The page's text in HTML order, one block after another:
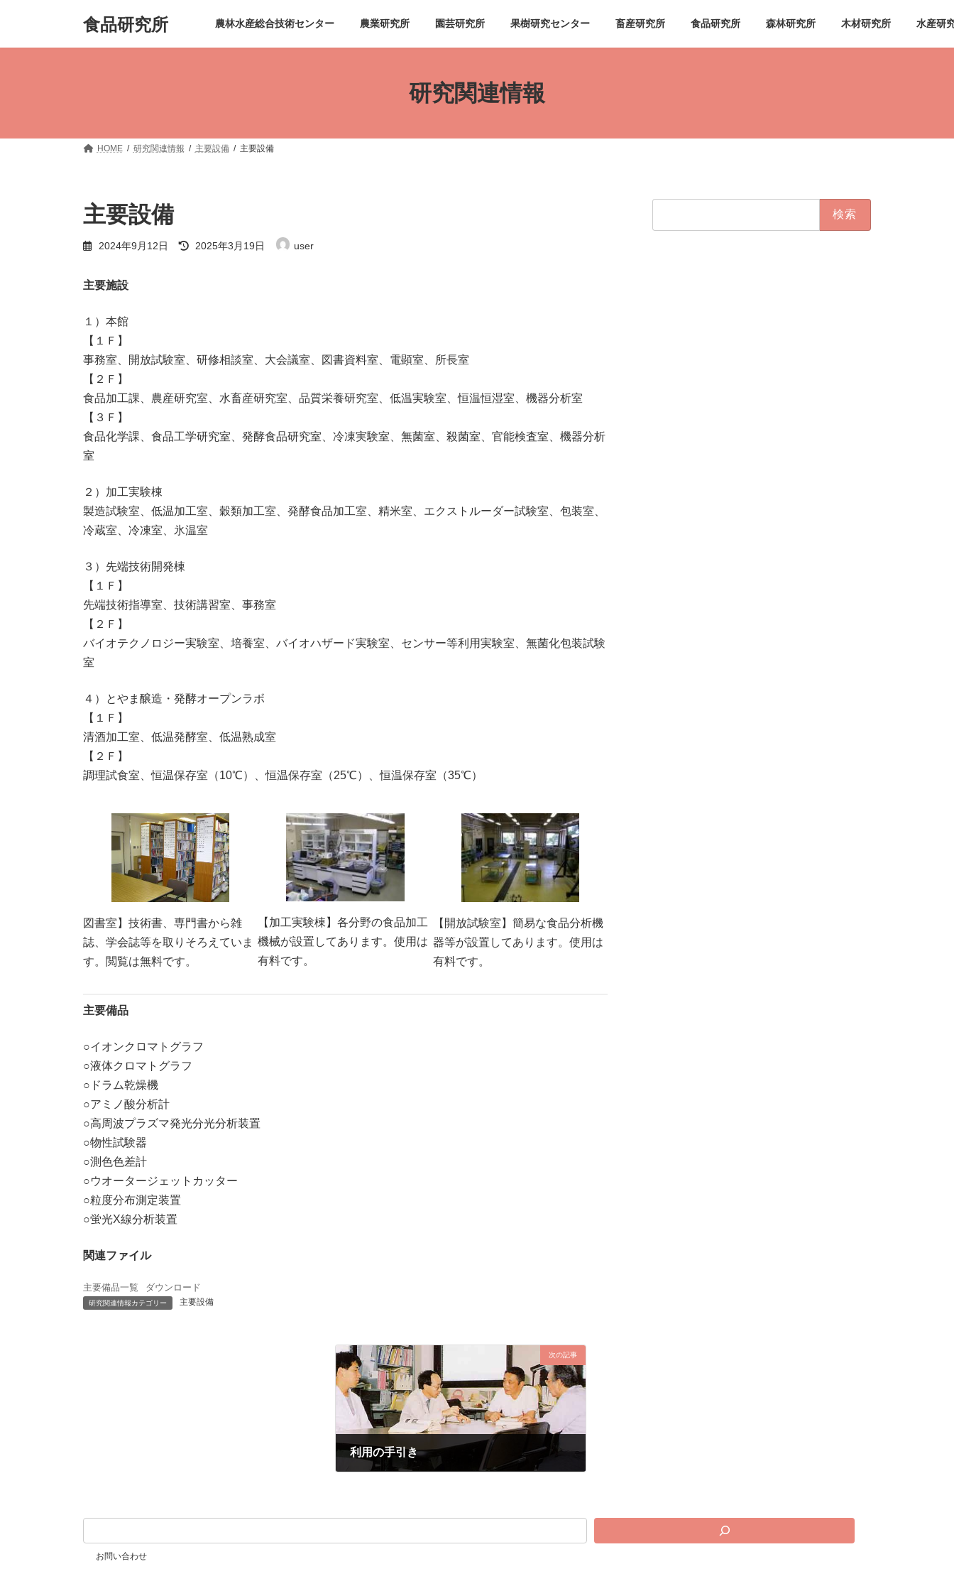
ン
プ
ー
動
食品研究所 農林水産総合技術センター 農業研究所 園芸研究所 果樹研究センター 畜産研究所 食品研究所 森林研究所 木材研究所 水産研
研究関連情報
HOME 研究関連情報 主要設備 主要設備
主要設備
2024年9月12日
最
終
2025年3月19日 user
主要施設
１）本館
【１Ｆ】
事務室、開放試験室、研修相談室、大会議室、図書資料室、電顕室、所長室
【２Ｆ】
食品加工課、農産研究室、水畜産研究室、品質栄養研究室、低温実験室、恒温恒湿室、機器分析室
【３Ｆ】
食品化学課、食品工学研究室、発酵食品研究室、冷凍実験室、無菌室、殺菌室、官能検査室、機器分析
室
２）加工実験棟
製造試験室、低温加工室、穀類加工室、発酵食品加工室、精米室、エクストルーダー試験室、包装室、
冷蔵室、冷凍室、氷温室
３）先端技術開発棟
【１Ｆ】
先端技術指導室、技術講習室、事務室
【２Ｆ】
バイオテクノロジー実験室、培養室、バイオハザード実験室、センサー等利用実験室、無菌化包装試験
室
４）とやま醸造・発酵オープンラボ
【１Ｆ】
清酒加工室、低温発酵室、低温熟成室
【２Ｆ】
調理試食室、恒温保存室（10℃）、恒温保存室（25℃）、恒温保存室（35℃）
図書室】技術書、専門書から雑
誌、学会誌等を取りそろえていま
す。閲覧は無料です。
【加工実験棟】各分野の食品加工
機械が設置してあります。使用は
有料です。
【開放試験室】簡易な食品分析機
器等が設置してあります。使用は
有料です。
主要備品
○イオンクロマトグラフ
○液体クロマトグラフ
○ドラム乾燥機
○アミノ酸分析計
○高周波プラズマ発光分光分析装置
○物性試験器
○測色色差計
○ウオータージェットカッター
○粒度分布測定装置
○蛍光X線分析装置
関連ファイル
主要備品一覧 ダウンロード
研究関連情報カテゴリー 主要設備
次の記事
利用の手引き
お問い合わせ